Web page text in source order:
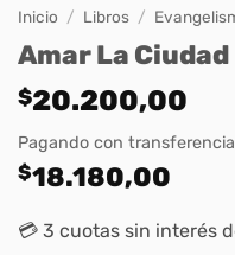
Inicio / Libros /
Amar La Ciudad
$20.200,00
Pagando con
$18.180,00
💳 3 cuotas sin interés